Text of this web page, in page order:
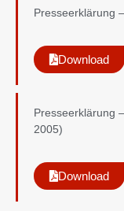
Presseerklärung
Download
Presseerklärung
2005)
Download